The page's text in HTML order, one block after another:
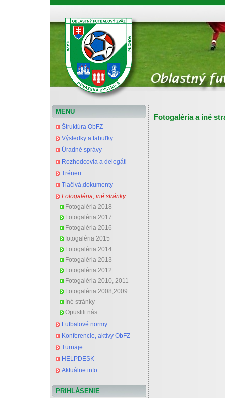
MENU
Štruktúra ObFZ
Výsledky a tabuľky
Úradné správy
Rozhodcovia a delegáti
Tréneri
Tlačivá,dokumenty
Fotogaléria, iné stránky
Fotogaléria 2018
Fotogaléria 2017
Fotogaléria 2016
fotogaléria 2015
Fotogaléria 2014
Fotogaléria 2013
Fotogaléria 2012
Fotogaléria 2010, 2011
Fotogaléria 2008,2009
Iné stránky
Opustili nás
Futbalové normy
Konferencie, aktívy ObFZ
Turnaje
HELPDESK
Aktuálne info
PRIHLÁSENIE
Fotogaléria a iné